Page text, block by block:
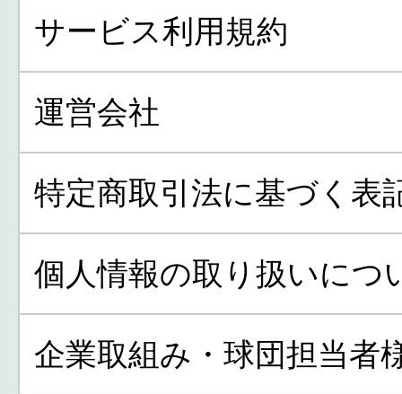
サービス利用規約
運営会社
特定商取引法に基づく表
個人情報の取り扱いにつ
企業取組み・球団担当者